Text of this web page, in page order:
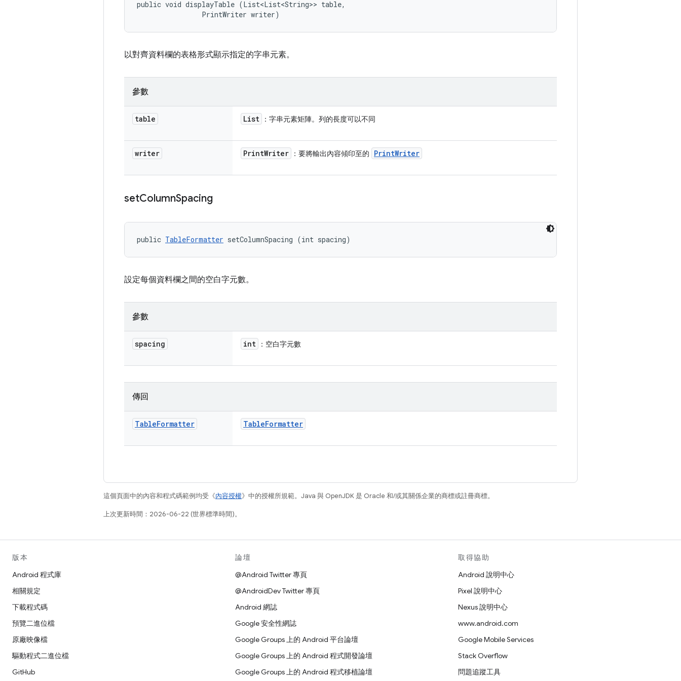
public void displayTable (List<List<String>> table,
                PrintWriter writer)
以對齊資料欄的表格形式顯示指定的字串元素。
參數
table List ：字串元素矩陣。列的長度可以不同
writer PrintWriter ：要將輸出內容傾印至的 PrintWriter
setColumnSpacing
public TableFormatter setColumnSpacing (int spacing)
設定每個資料欄之間的空白字元數。
參數
spacing int ：空白字元數
傳回
TableFormatter TableFormatter
這個頁面中的內容和程式碼範例均受《內容授權》中的授權所規範。Java 與 OpenJDK 是 Oracle 和/或其關係企業的商標或註冊商標。
上次更新時間：2026-06-22 (世界標準時間)。
版本
Android 程式庫
相關規定
下載程式碼
預覽二進位檔
原廠映像檔
驅動程式二進位檔
GitHub
論壇
@Android Twitter 專頁
@AndroidDev Twitter 專頁
Android 網誌
Google 安全性網誌
Google Groups 上的 Android 平台論壇
Google Groups 上的 Android 程式開發論壇
Google Groups 上的 Android 程式移植論壇
取得協助
Android 說明中心
Pixel 說明中心
Nexus 說明中心
www.android.com
Google Mobile Services
Stack Overflow
問題追蹤工具